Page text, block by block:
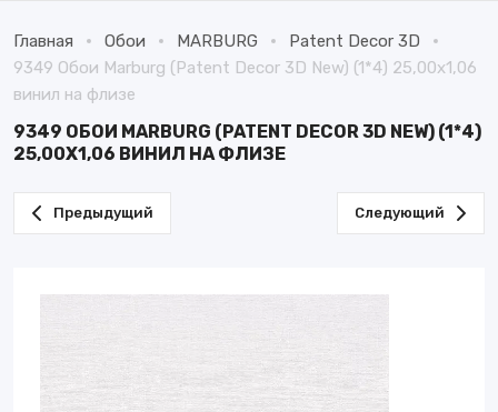
Главная Обои MARBURG
Patent Decor 3D
9349 Обои Marburg (Patent Decor 3D New) (1*4) 25,00х1,06
винил на флизе
9349 ОБОИ MARBURG (PATENT DECOR 3D NEW) (1*4)
25,00Х1,06 ВИНИЛ НА ФЛИЗЕ
Предыдущий Следующий